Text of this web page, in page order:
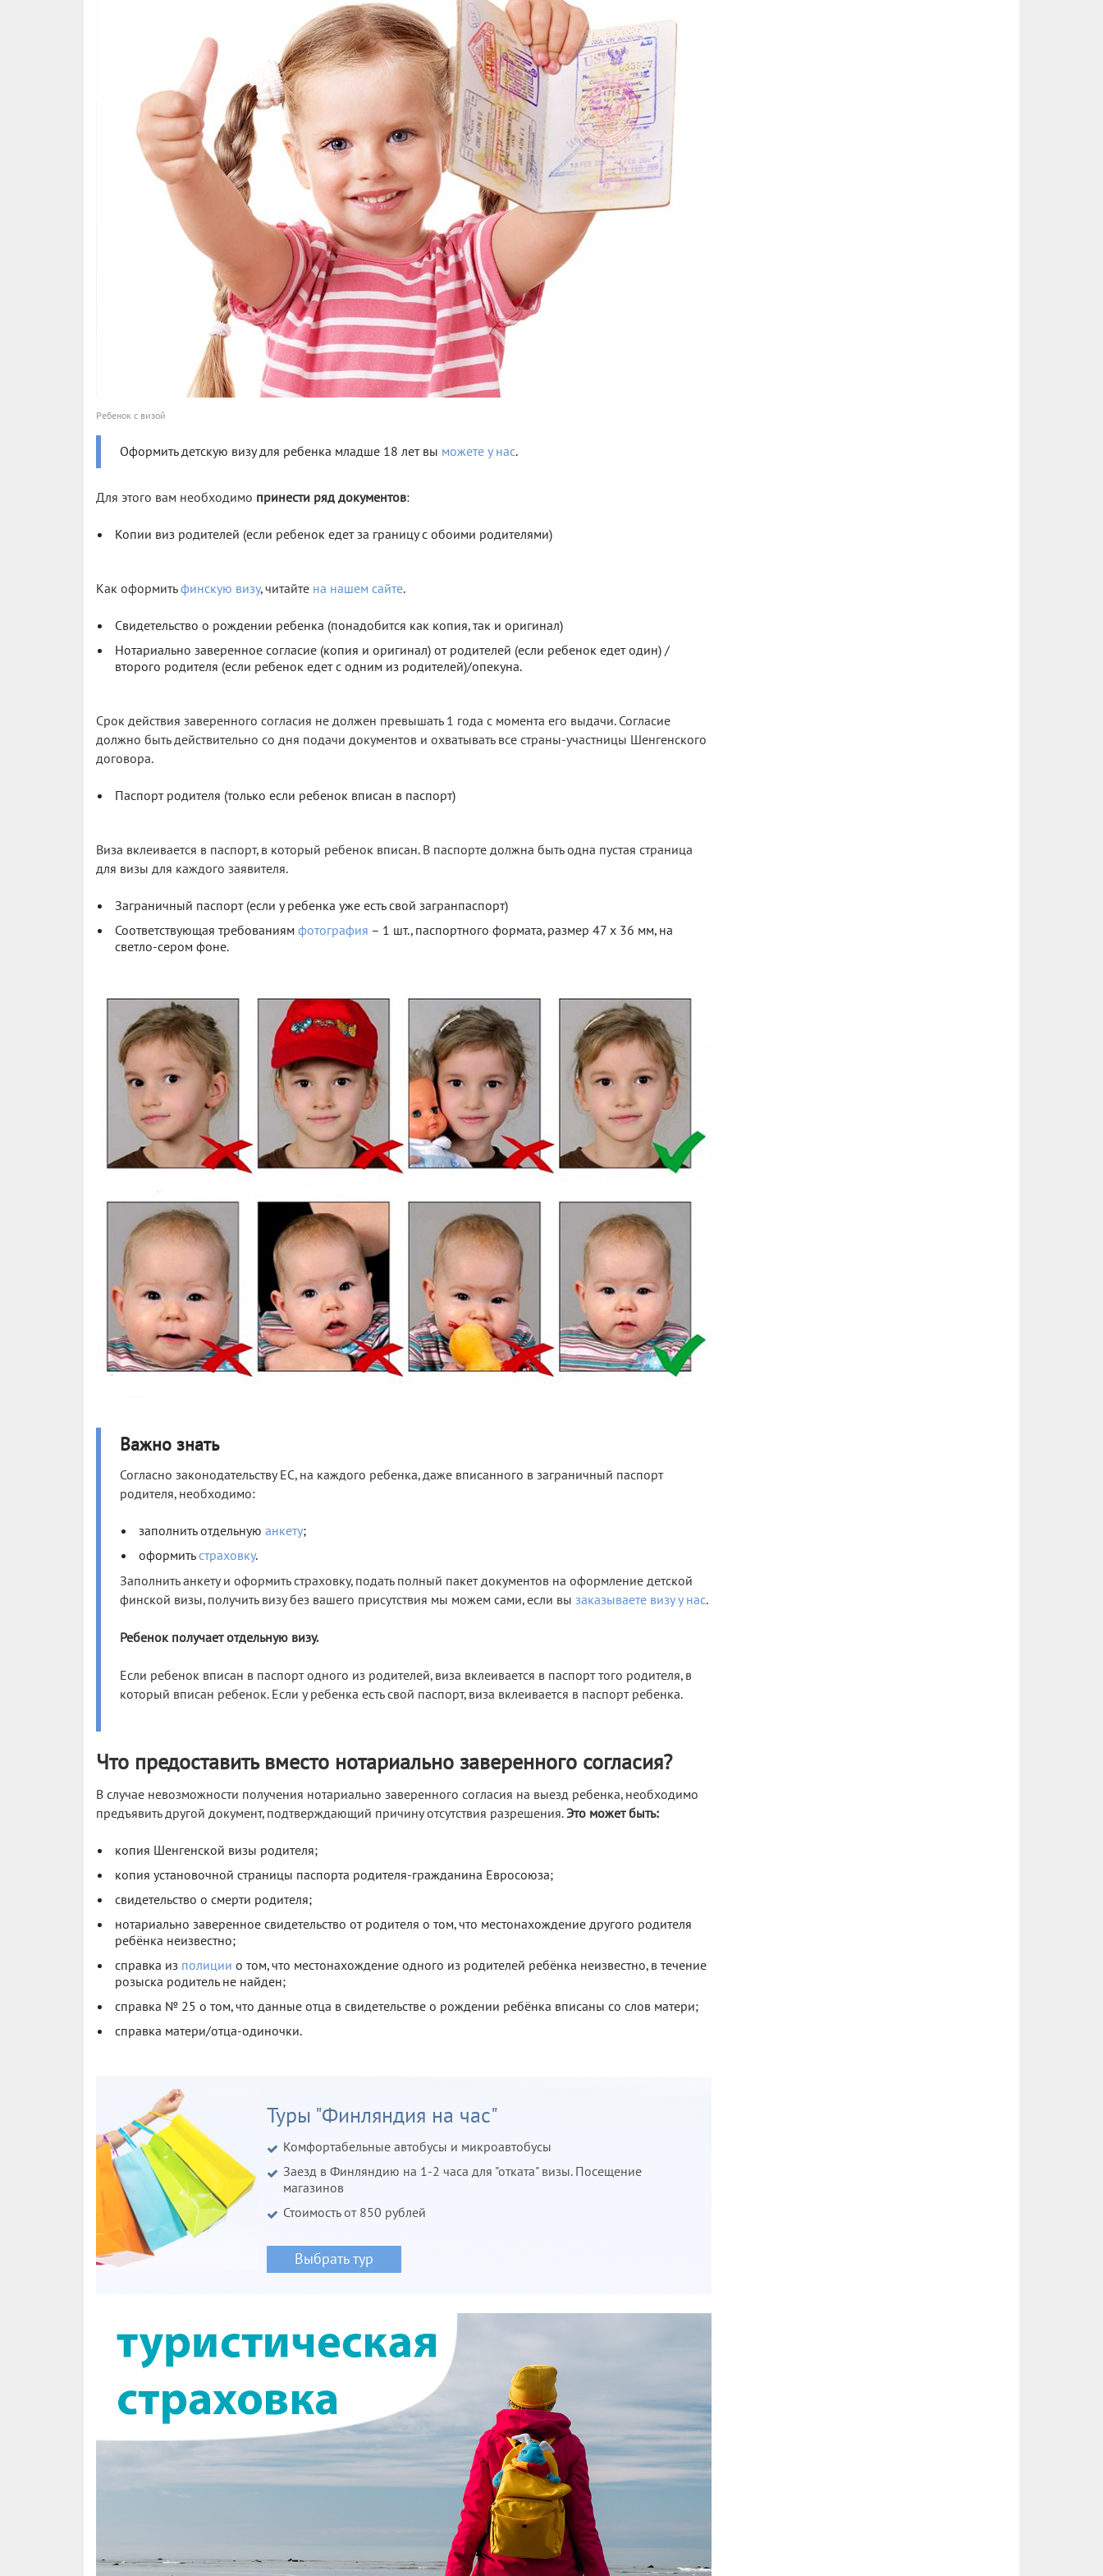
Ребенок с визой
Оформить детскую визу для ребенка младше 18 лет вы можете у нас.
Для этого вам необходимо принести ряд документов:
Копии виз родителей (если ребенок едет за границу с обоими родителями)
Как оформитьфинскую визу, читайте на нашем сайте.
Свидетельство о рождении ребенка (понадобится как копия, так и оригинал)
Нотариально заверенное согласие (копия и оригинал) от родителей (если ребенок едет один) /
второго родителя (если ребенок едет с одним из родителей)/опекуна.
Срок действия заверенного согласия не должен превышать 1 года с момента его выдачи. Согласие
должно быть действительно со дня подачи документов и охватывать все страны-участницы Шенгенского
договора.
Паспорт родителя (только если ребенок вписан в паспорт)
Виза вклеивается в паспорт, в который ребенок вписан. В паспорте должна быть одна пустая страница
для визы для каждого заявителя.
Заграничный паспорт (если у ребенка уже есть свой загранпаспорт)
Соответствующая требованиям фотография – 1 шт., паспортного формата, размер 47 х 36 мм, на
светло-сером фоне.
Важно знать
Согласно законодательству ЕС, на каждого ребенка, даже вписанного в заграничный паспорт
родителя, необходимо:
заполнить отдельную анкету;
оформитьстраховку.
Заполнить анкету и оформить страховку, подать полный пакет документов на оформление детской
финской визы, получить визу без вашего присутствия мы можем сами, если вы заказываете визу у нас.
Ребенок получает отдельную визу.
Если ребенок вписан в паспорт одного из родителей, виза вклеивается в паспорт того родителя, в
который вписан ребенок. Если у ребенка есть свой паспорт, виза вклеивается в паспорт ребенка.
Что предоставить вместо нотариально заверенного согласия?
В случае невозможности получения нотариально заверенного согласия на выезд ребенка, необходимо
предъявить другой документ, подтверждающий причину отсутствия разрешения.Это может быть:
копия Шенгенской визы родителя;
копия установочной страницы паспорта родителя-гражданина Евросоюза;
свидетельство о смерти родителя;
нотариально заверенное свидетельство от родителя о том, что местонахождение другого родителя
ребёнка неизвестно;
справка из полиции о том, что местонахождение одного из родителей ребёнка неизвестно, в течение
розыска родитель не найден;
справка № 25 о том, что данные отца в свидетельстве о рождении ребёнка вписаны со слов матери;
справка матери/отца-одиночки.
Туры "Финляндия на час"
Комфортабельные автобусы и микроавтобусы
Заезд в Финляндию на 1-2 часа для "отката" визы. Посещение
магазинов
Стоимость от 850 рублей
Выбрать тур